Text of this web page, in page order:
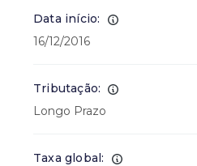
Data início:
16/12/2016
Tributação:
Longo Prazo
Taxa global: